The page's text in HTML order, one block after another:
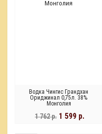
Водка Чингис Грандхан
Ориджинал 0,75л. 38%
Монголия
1 762 р. 1 599 р.